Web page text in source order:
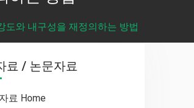
도와 내구성을 재정의하는 방법
료 / 논문자료
료 Home